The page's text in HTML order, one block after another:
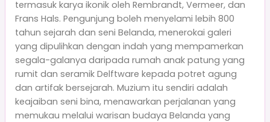
termasuk karya ikonik oleh Rembrandt, Vermeer, dan
Frans Hals. Pengunjung boleh menyelami lebih 800
tahun sejarah dan seni Belanda, menerokai galeri
yang dipulihkan dengan indah yang mempamerkan
segala-galanya daripada rumah anak patung yang
rumit dan seramik Delftware kepada potret agung
dan artifak bersejarah. Muzium itu sendiri adalah
keajaiban seni bina, menawarkan perjalanan yang
memukau melalui warisan budaya Belanda yang